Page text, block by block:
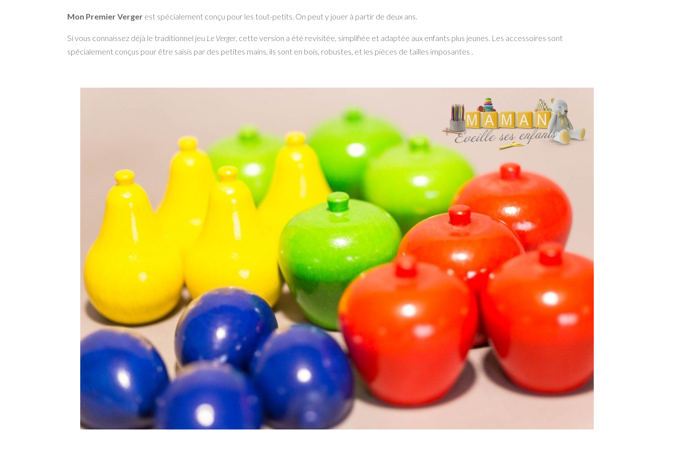
Mon Premier Verger est spécialement conçu pour les tout-petits. On peut y jouer à partir de deux ans.
Si vous connaissez déjà le traditionnel jeu Le Verger, cette version a été revisitée, simplifiée et adaptée aux enfants plus jeunes. Les accessoires sont
spécialement conçus pour être saisis par des petites mains, ils sont en bois, robustes, et les pièces de tailles imposantes .